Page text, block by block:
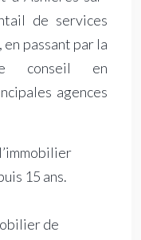
de services
passant par la
conseil en
agences
15 ans.
de